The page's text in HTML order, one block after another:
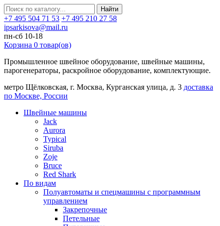
Найти
+7 495 504 71 53 +7 495 210 27 58
ipsarkisova@mail.ru
пн-сб 10-18
Корзина 0 товар(ов)
Промышленное швейное оборудование, швейные машины,
парогенераторы, раскройное оборудование, комплектующие.
метро Щёлковская, г. Москва, Курганская улица, д. 3 доставка
по Москве, России
Швейные машины
Jack
Aurora
Typical
Siruba
Zoje
Bruce
Red Shark
По видам
Полуавтоматы и спецмашины с программным
управлением
Закрепочные
Петельные